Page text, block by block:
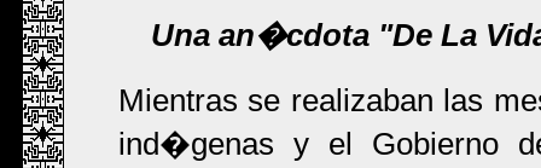
Una an�cdota "De La
Mientras se realizaban las
ind�genas y el Gobierno